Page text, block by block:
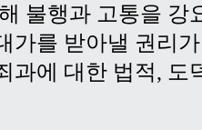
불행과 고통을 강
가를 받아낼 권리
과에 대한 법적, 도